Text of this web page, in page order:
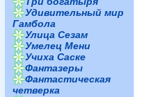
Удивительный мир
Гамбола
Улица Сезам
Умелец Мени
Учиха Саске
Фантазеры
Фантастическая
четверка